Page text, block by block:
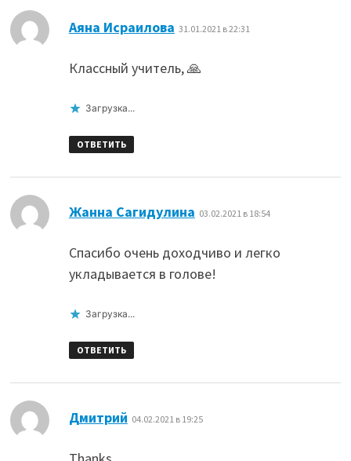
Аяна Исраилова 31.01.2021 в 22:31
Классный учитель, 🙏
Загрузка...
ОТВЕТИТЬ
Жанна Сагидулина 03.02.2021 в 18:54
Спасибо очень доходчиво и легко
укладывается в голове!
Загрузка...
ОТВЕТИТЬ
Дмитрий 04.02.2021 в 19:25